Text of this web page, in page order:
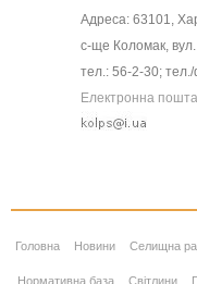
Адреса: 63101,
с-ще Коломак,
тел.: 56-2-30;
Електронна
Головна Новини Селищна
Нормативна база Світлини